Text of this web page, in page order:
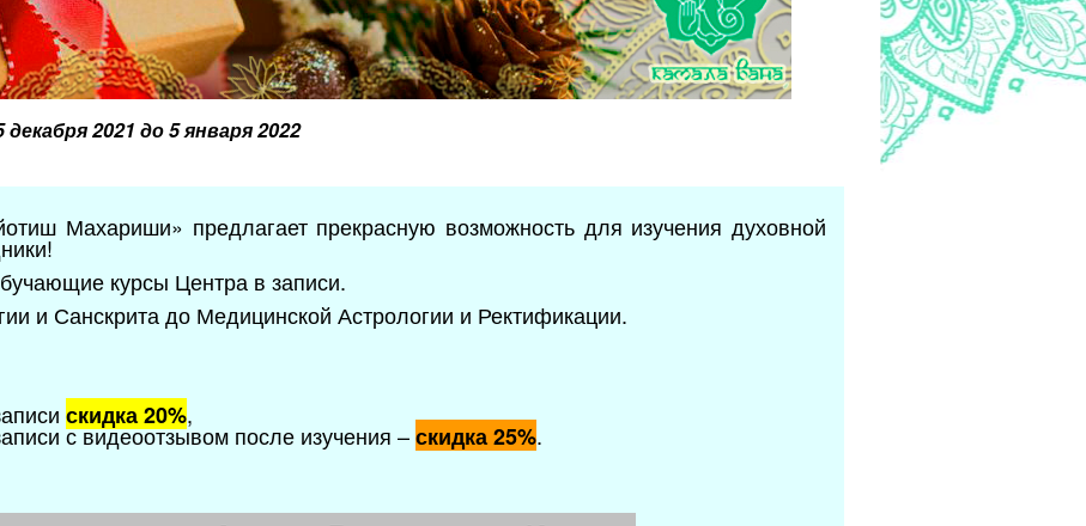
декабря 2021 до 5 января 2022
Махариши» предлагает прекрасную возможность для изучения духовной
курсы Центра в записи.
и Санскрита до Медицинской Астрологии и Ректификации.
скидка 20%,
с видеоотзывом после изучения –скидка 25%.